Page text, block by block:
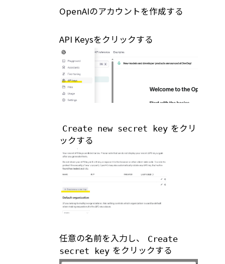
OpenAIのアカウントを作成する
API Keysをクリックする
Create new secret key をクリ
ックする
任意の名前を入力し、
Create
secret key をクリックする